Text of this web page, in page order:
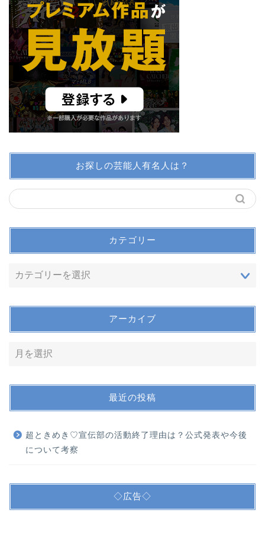
お探しの芸能人有名人は？
カテゴリー
アーカイブ
最近の投稿
超ときめき♡宣伝部の活動終了理由は？公式発表や今後
について考察
◇広告◇